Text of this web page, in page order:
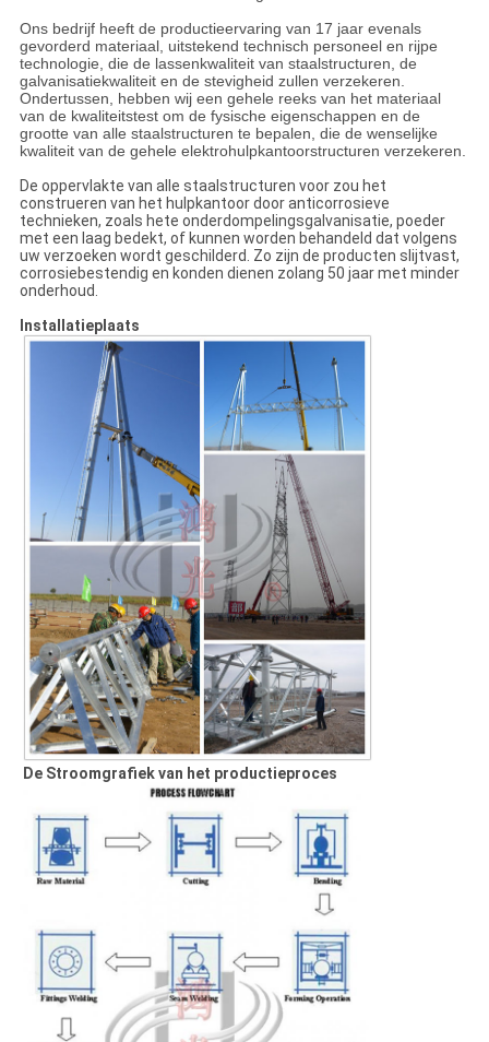
Ons bedrijf heeft de productieervaring van 17 jaar evenals
gevorderd materiaal, uitstekend technisch personeel en rijpe
technologie, die de lassenkwaliteit van staalstructuren, de
galvanisatiekwaliteit en de stevigheid zullen verzekeren.
Ondertussen, hebben wij een gehele reeks van het materiaal
van de kwaliteitstest om de fysische eigenschappen en de
grootte van alle staalstructuren te bepalen, die de wenselijke
kwaliteit van de gehele elektrohulpkantoorstructuren verzekeren.
De oppervlakte van alle staalstructuren voor zou het
construeren van het hulpkantoor door anticorrosieve
technieken, zoals hete onderdompelingsgalvanisatie, poeder
met een laag bedekt, of kunnen worden behandeld dat volgens
uw verzoeken wordt geschilderd. Zo zijn de producten slijtvast,
corrosiebestendig en konden dienen zolang 50 jaar met minder
onderhoud.
Installatieplaats
De Stroomgrafiek van het productieproces